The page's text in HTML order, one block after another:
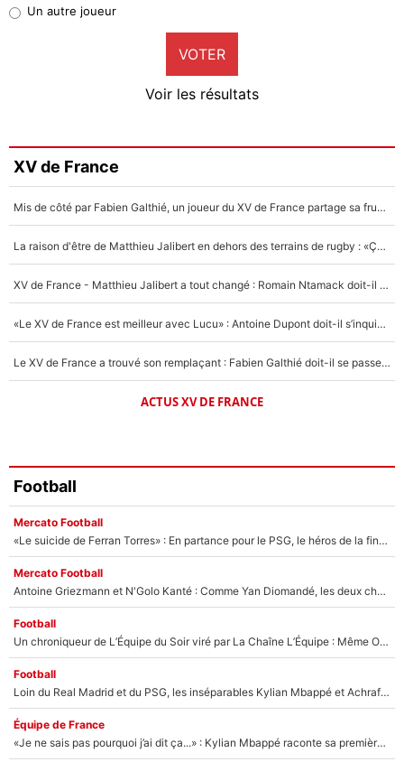
9%
Faris Moumbagna
4%
Un autre joueur
5%
Un autre joueur
VOTER
Voir les résultats
XV de France
Mis de côté par Fabien Galthié, un joueur du XV de France partage sa frustration : «ils ne me l’ont pas dit tout de suite»
La raison d'être de Matthieu Jalibert en dehors des terrains de rugby : «Ça m'atteint autant que si tu touches à un membre de ma famille»
XV de France - Matthieu Jalibert a tout changé : Romain Ntamack doit-il s’inquiéter pour sa place à un an de la Coupe du monde ?
«Le XV de France est meilleur avec Lucu» : Antoine Dupont doit-il s’inquiéter pour sa place ?
Le XV de France a trouvé son remplaçant : Fabien Galthié doit-il se passer d'Antoine Dupont ?
ACTUS XV DE FRANCE
Football
Mercato Football
«Le suicide de Ferran Torres» : En partance pour le PSG, le héros de la finale de la Coupe du monde s'attire les foudres de la presse espagnole !
Mercato Football
Antoine Griezmann et N'Golo Kanté : Comme Yan Diomandé, les deux champions du monde ont refusé de signer au PSG !
Football
Un chroniqueur de L’Équipe du Soir viré par La Chaîne L’Équipe : Même Olivier Ménard n’avait pas pu empêcher son départ, «je l’ai appris sur Twitter, je l’ai vécu assez mal»
Football
Loin du Real Madrid et du PSG, les inséparables Kylian Mbappé et Achraf Hakimi changent d'équipe le temps d'une journée !
Équipe de France
«Je ne sais pas pourquoi j’ai dit ça...» : Kylian Mbappé raconte sa première rencontre avec Zinédine Zidane (et c’est très drôle)